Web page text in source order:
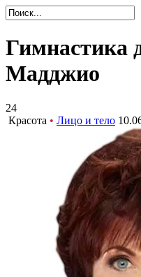
Гимнастика
Мадджио
24
Красота • Лицо и тело